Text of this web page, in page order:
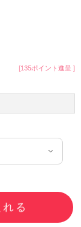
[135ポイント進呈 ]